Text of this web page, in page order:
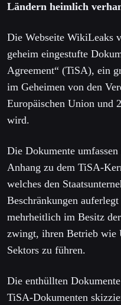
Ländern heimlich
Die Webseite WikiLeaks
geheim eingestufte
Agreement“ (TiSA), ein
im Geheimen von den
Europäischen Union und
wird.
Die Dokumente
Anhang zu dem TiSA-
welches den
Beschränkungen
mehrheitlich im Besitz
zwingt, ihren Betrieb wie
Sektors zu führen.
Die enthüllten
TiSA-Dokumenten